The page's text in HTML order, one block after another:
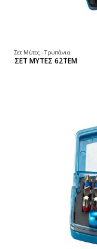
Σετ Μύτες - Τρυπάνια
ΣΕΤ ΜΥΤΕΣ 62ΤΕΜ